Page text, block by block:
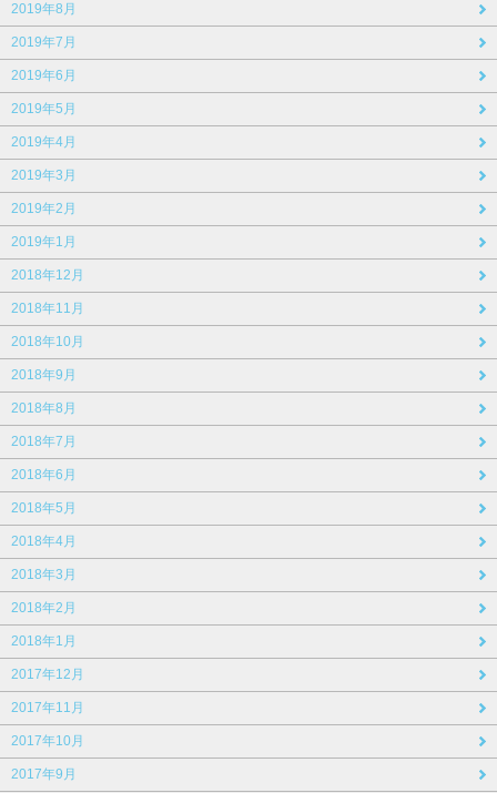
2019年8月
2019年7月
2019年6月
2019年5月
2019年4月
2019年3月
2019年2月
2019年1月
2018年12月
2018年11月
2018年10月
2018年9月
2018年8月
2018年7月
2018年6月
2018年5月
2018年4月
2018年3月
2018年2月
2018年1月
2017年12月
2017年11月
2017年10月
2017年9月